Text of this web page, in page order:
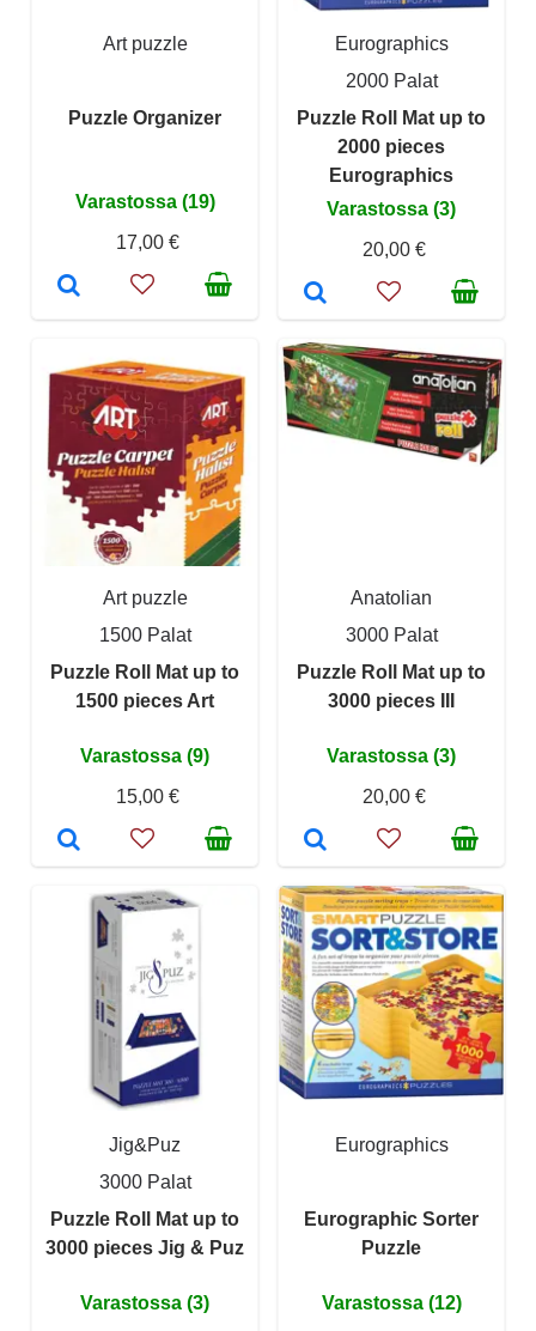
Art puzzle
Puzzle Organizer
Varastossa (19)
17,00 €
Eurographics
2000 Palat
Puzzle Roll Mat up to
2000 pieces
Eurographics
Varastossa (3)
20,00 €
Art puzzle
1500 Palat
Puzzle Roll Mat up to
1500 pieces Art
Varastossa (9)
15,00 €
Anatolian
3000 Palat
Puzzle Roll Mat up to
3000 pieces III
Varastossa (3)
20,00 €
Jig&Puz
3000 Palat
Puzzle Roll Mat up to
3000 pieces Jig & Puz
Varastossa (3)
Eurographics
Eurographic Sorter
Puzzle
Varastossa (12)